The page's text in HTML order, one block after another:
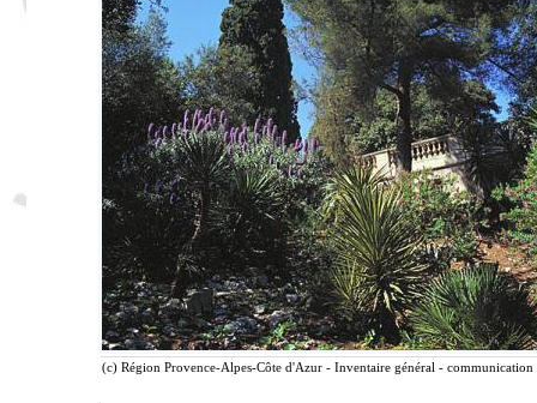
(c) Région Provence-Alpes-Côte d'Azur - Inventaire général -